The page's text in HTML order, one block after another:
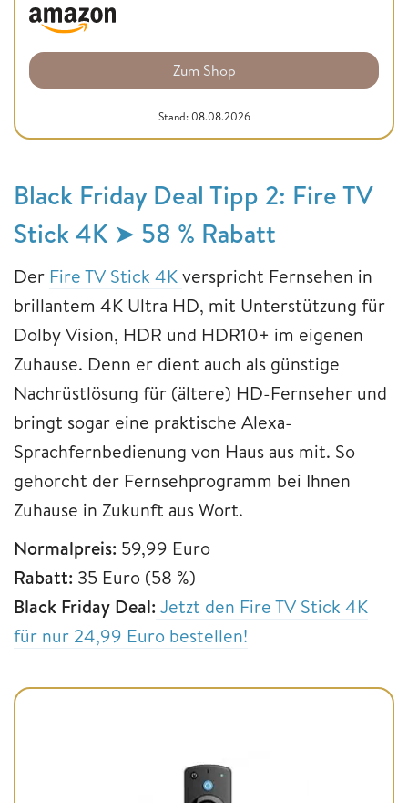
Zum Shop
Stand: 08.08.2026
Black Friday Deal Tipp 2: Fire TV
Stick 4K ➤ 58 % Rabatt
Der Fire TV Stick 4Kverspricht Fernsehen in
brillantem 4K Ultra HD, mit Unterstützung für
Dolby Vision, HDR und HDR10+ im eigenen
Zuhause. Denn er dient auch als günstige
Nachrüstlösung für (ältere) HD-Fernseher und
bringt sogar eine praktische Alexa-
Sprachfernbedienung von Haus aus mit. So
gehorcht der Fernsehprogramm bei Ihnen
Zuhause in Zukunft aus Wort.
Normalpreis: 59,99 Euro
Rabatt: 35 Euro (58 %)
Black Friday Deal: Jetzt den Fire TV Stick 4K
für nur 24,99 Euro bestellen!